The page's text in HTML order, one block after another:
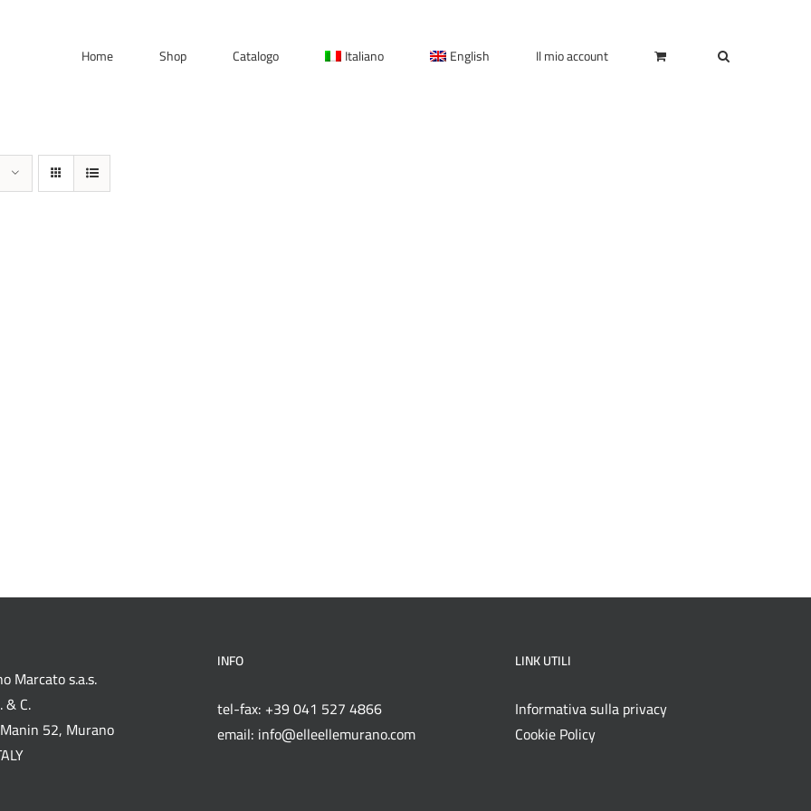
Home Shop Catalogo Italiano English Il mio account
Marcato s.a.s.
C.
52, Murano
INFO
tel-fax: +39 041 527 4866
email: info@elleellemurano.com
LINK UTILI
Informativa sulla privacy
Cookie Policy